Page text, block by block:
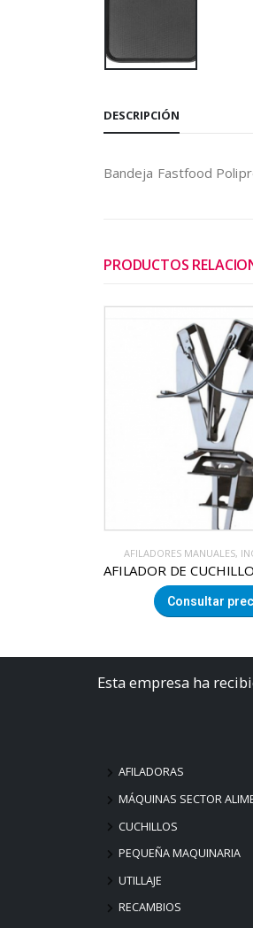
DESCRIPCIÓN
Bandeja Fastfood
PRODUCTOS
HERRAMIENTAS CORTE,
Ralladora giratoria
Consultar
Esta empresa ha
AFILADORAS
MÁQUINAS SECTOR
CUCHILLOS
PEQUEÑA MAQUINARIA
UTILLAJE
RECAMBIOS